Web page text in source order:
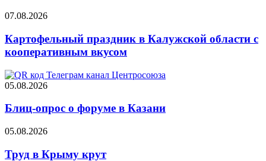
07.08.2026
Картофельный праздник в Калужской области с
кооперативным вкусом
05.08.2026
Блиц-опрос о форуме в Казани
05.08.2026
Труд в Крыму крут